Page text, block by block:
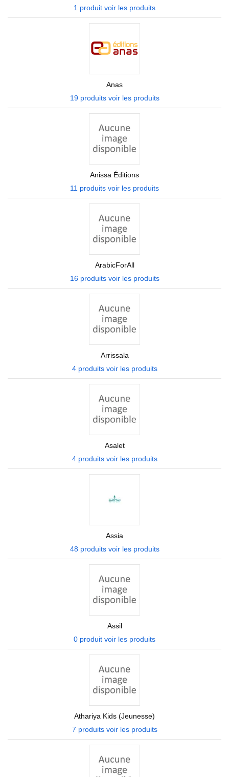
1 produit voir les produits
Anas
19 produits voir les produits
Anissa Éditions
11 produits voir les produits
ArabicForAll
16 produits voir les produits
Arrissala
4 produits voir les produits
Asalet
4 produits voir les produits
Assia
48 produits voir les produits
Assil
0 produit voir les produits
Athariya Kids (Jeunesse)
7 produits voir les produits